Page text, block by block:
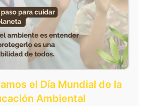
el Día Mundial de la
Ambiental